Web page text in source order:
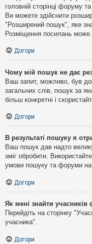
головній сторінці форуму
Ви можете здійснити
"Розширений пошук", яке
Розміщення посилань може
Догори
Чому мій пошук не дає
Ваш запит, можливо, був
загальних слів, пошук за
більш конкретні і
Догори
В результаті пошуку я
Ваш пошук дав надто велику
зміг обробити.
умови пошуку та форуми на
Догори
Як мені знайти
Перейдіть на сторінку
учасника".
Догори